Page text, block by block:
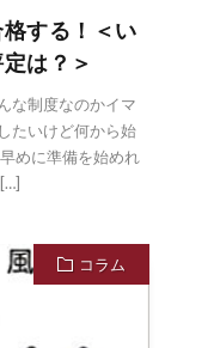
する！＜い
は？＞
な制度なのかイマ
たいけど何から始
めに準備を始めれ
コラム